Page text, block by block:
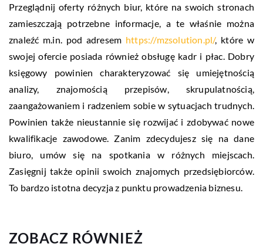
Przeglądnij oferty różnych biur, które na swoich stronach
zamieszczają potrzebne informacje, a te właśnie można
znaleźć m.in. pod adresem https://mzsolution.pl/, które w
swojej ofercie posiada również obsługę kadr i płac. Dobry
księgowy powinien charakteryzować się umiejętnością
analizy, znajomością przepisów, skrupulatnością,
zaangażowaniem i radzeniem sobie w sytuacjach trudnych.
Powinien także nieustannie się rozwijać i zdobywać nowe
kwalifikacje zawodowe. Zanim zdecydujesz się na dane
biuro, umów się na spotkania w różnych miejscach.
Zasięgnij także opinii swoich znajomych przedsiębiorców.
To bardzo istotna decyzja z punktu prowadzenia biznesu.
ZOBACZ RÓWNIEŻ